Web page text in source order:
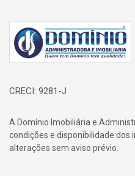
Página inicial
CRECI: 9281-J
A Domínio Imobiliária e
condições e disponibilidade dos
alterações sem aviso prévio.